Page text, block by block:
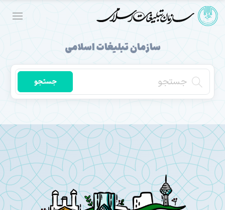
سازمان تبلیغات اسلامی
جستجو